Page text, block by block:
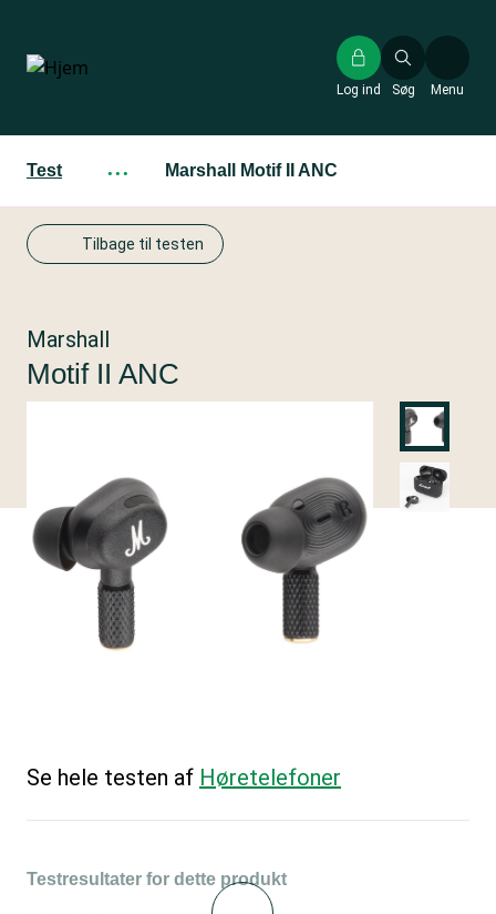
hovedindhold
Søg
Log ind Menu
Test ··· Marshall Motif II ANC
Tilbage til testen
Marshall
Motif II ANC
Se hele testen af Høretelefoner
Testresultater for dette produkt